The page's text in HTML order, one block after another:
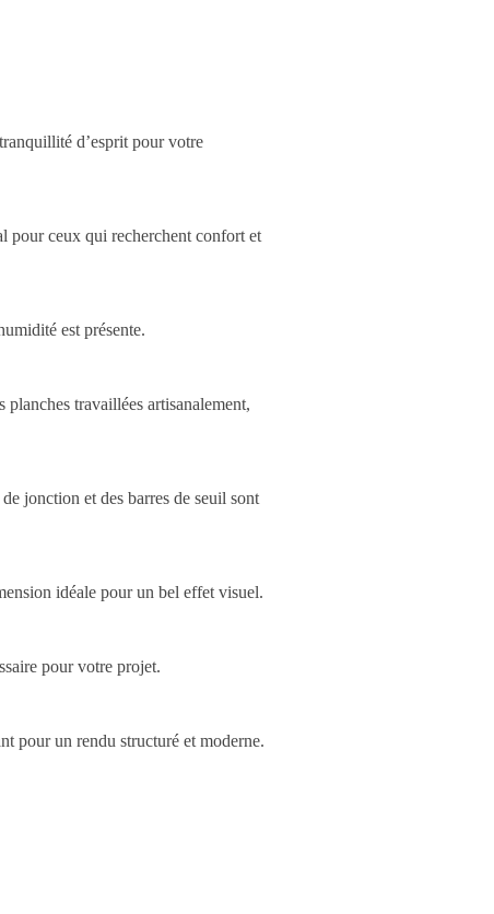
d’esprit pour votre
pour ceux qui recherchent confort et
est présente.
travaillées artisanalement,
jonction et des barres de seuil sont
idéale pour un bel effet visuel.
pour votre projet.
pour un rendu structuré et moderne.